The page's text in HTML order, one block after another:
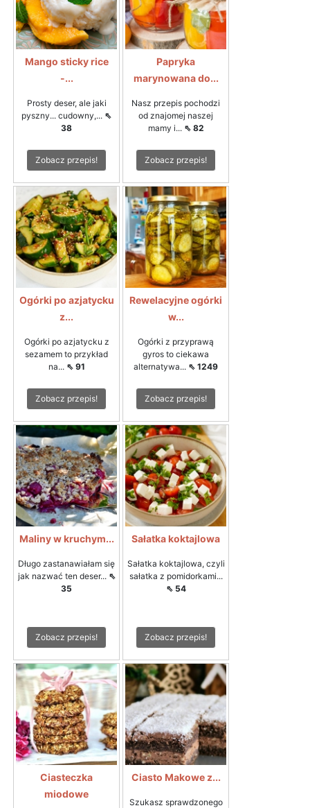
Mango sticky rice
-...
Prosty deser, ale jaki
pyszny... cudowny,... ⇖
38
Zobacz przepis!
Papryka
marynowana do...
Nasz przepis pochodzi
od znajomej naszej
mamy i... ⇖ 82
Zobacz przepis!
Ogórki po azjatycku
z...
Ogórki po azjatycku z
sezamem to przykład
na... ⇖ 91
Zobacz przepis!
Rewelacyjne ogórki
w...
Ogórki z przyprawą
gyros to ciekawa
alternatywa... ⇖ 1249
Zobacz przepis!
Maliny w kruchym...
Długo zastanawiałam się
jak nazwać ten deser... ⇖
35
Zobacz przepis!
Sałatka koktajlowa
Sałatka koktajlowa, czyli
sałatka z pomidorkami...
⇖ 54
Zobacz przepis!
Ciasteczka
miodowe
Ciasto Makowe z...
Szukasz sprawdzonego